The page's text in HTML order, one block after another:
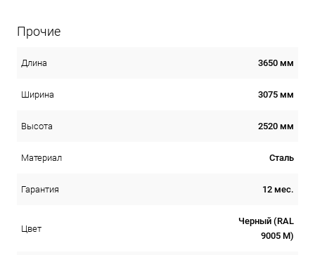
Прочие
Длина 3650 мм
Ширина 3075 мм
Высота 2520 мм
Материал Сталь
Гарантия 12 мес.
Цвет
Черный (RAL
9005 М)